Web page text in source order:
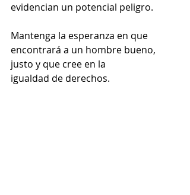
evidencian un potencial peligro.
Mantenga la esperanza en que
encontrará a un hombre bueno,
justo y que cree en la
igualdad de derechos.